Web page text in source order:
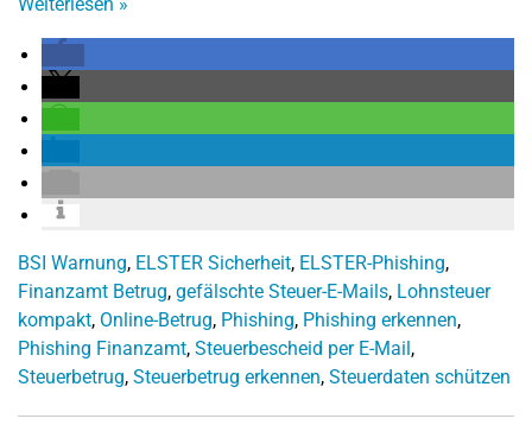
BSI Warnung, ELSTER Sicherheit, ELSTER-Phishing,
Finanzamt Betrug, gefälschte Steuer-E-Mails, Lohnsteuer
kompakt, Online-Betrug, Phishing, Phishing erkennen,
Phishing Finanzamt, Steuerbescheid per E-Mail,
Steuerbetrug, Steuerbetrug erkennen, Steuerdaten schützen